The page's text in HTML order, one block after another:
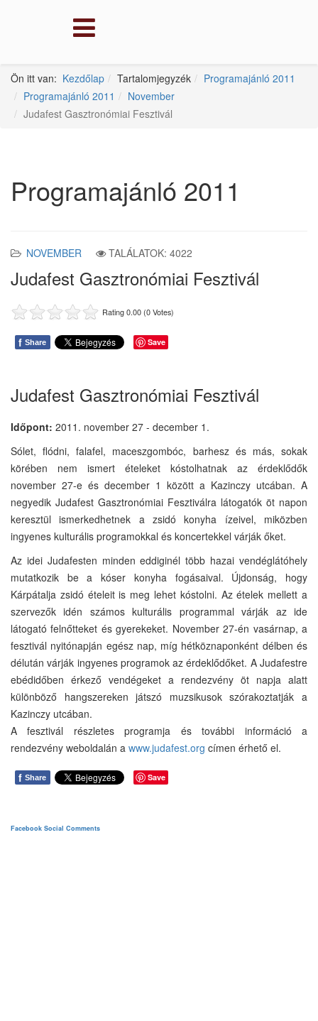
Ön itt van: Kezdőlap Tartalomjegyzék
Programajánló 2011
Programajánló 2011
November
Judafest Gasztronómiai Fesztivál
Programajánló 2011
NOVEMBER TALÁLATOK: 4022
Judafest Gasztronómiai Fesztivál
Rating 0.00 (0 Votes)
f Share Save
Judafest Gasztronómiai Fesztivál
Időpont: 2011. november 27 - december 1.
Sólet, flódni, falafel, maceszgombóc, barhesz és más, sokak
körében nem ismert ételeket kóstolhatnak az érdeklődők
november 27-e és december 1 között a Kazinczy utcában. A
negyedik Judafest Gasztronómiai Fesztiválra látogatók öt napon
keresztül ismerkedhetnek a zsidó konyha ízeivel, miközben
ingyenes kulturális programokkal és koncertekkel várják őket.
Az idei Judafesten minden eddiginél több hazai vendéglátóhely
mutatkozik be a kóser konyha fogásaival. Újdonság, hogy
Kárpátalja zsidó ételeit is meg lehet kóstolni. Az ételek mellett a
szervezők idén számos kulturális programmal várják az ide
látogató felnőtteket és gyerekeket. November 27-én vasárnap, a
fesztivál nyitónapján egész nap, míg hétköznaponként délben és
délután várják ingyenes programok az érdeklődőket. A Judafestre
ebédidőben érkező vendégeket a rendezvény öt napja alatt
különböző hangszereken játszó muzsikusok szórakoztatják a
Kazinczy utcában.
A fesztivál részletes programja és további információ a
rendezvény weboldalán a www.judafest.org címen érhető el.
f Share Save
Facebook Social Comments